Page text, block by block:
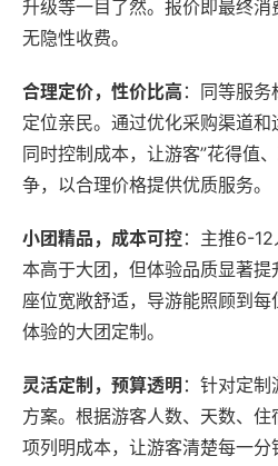
升级等一目了然。报价即最终消
无隐性收费。
合理定价，性价比高 ：同等服
定位亲民。通过优化采购渠道
同时控制成本，让游客”花得值
争，以合理价格提供优质服务。
小团精品，成本可控：主推6-
本高于大团，但体验品质显著提
座位宽敞舒适，导游能照顾到
体验的大团定制。
灵活定制，预算透明 ：针对定
方案。根据游客人数、天数、
项列明成本，让游客清楚每一